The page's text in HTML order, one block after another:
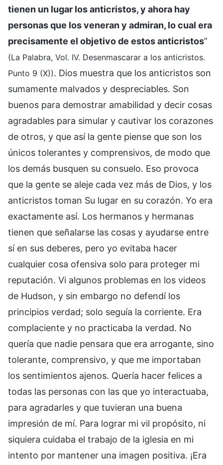
tienen un lugar los anticristos, y ahora hay
personas que los veneran y admiran, lo cual era
precisamente el objetivo de estos anticristos”
(La Palabra, Vol. IV. Desenmascarar a los anticristos.
Punto 9 (X)). Dios muestra que los anticristos son
sumamente malvados y despreciables. Son
buenos para demostrar amabilidad y decir cosas
agradables para simular y cautivar los corazones
de otros, y que así la gente piense que son los
únicos tolerantes y comprensivos, de modo que
los demás busquen su consuelo. Eso provoca
que la gente se aleje cada vez más de Dios, y los
anticristos toman Su lugar en su corazón. Yo era
exactamente así. Los hermanos y hermanas
tienen que señalarse las cosas y ayudarse entre
sí en sus deberes, pero yo evitaba hacer
cualquier cosa ofensiva solo para proteger mi
reputación. Vi algunos problemas en los videos
de Hudson, y sin embargo no defendí los
principios verdad; solo seguía la corriente. Era
complaciente y no practicaba la verdad. No
quería que nadie pensara que era arrogante, sino
tolerante, comprensivo, y que me importaban
los sentimientos ajenos. Quería hacer felices a
todas las personas con las que yo interactuaba,
para agradarles y que tuvieran una buena
impresión de mí. Para lograr mi vil propósito, ni
siquiera cuidaba el trabajo de la iglesia en mi
intento por mantener una imagen positiva. ¡Era